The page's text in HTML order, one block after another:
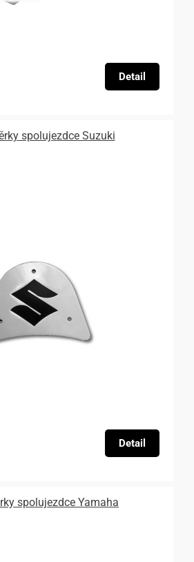
Detail
spolujezdce Suzuki
Detail
spolujezdce Yamaha